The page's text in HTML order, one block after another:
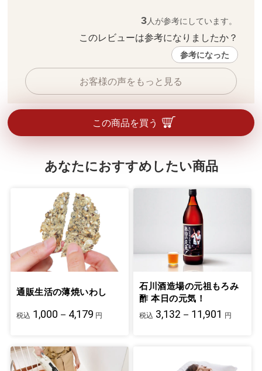
3人が参考にしています。
このレビューは参考になりましたか？
参考になった
お客様の声をもっと見る
この商品を買う
あなたにおすすめしたい商品
通販生活の薄焼いわし
税込 1,000－4,179 円
石川酒造場の元祖もろみ
酢 本日の元気！
税込 3,132－11,901 円